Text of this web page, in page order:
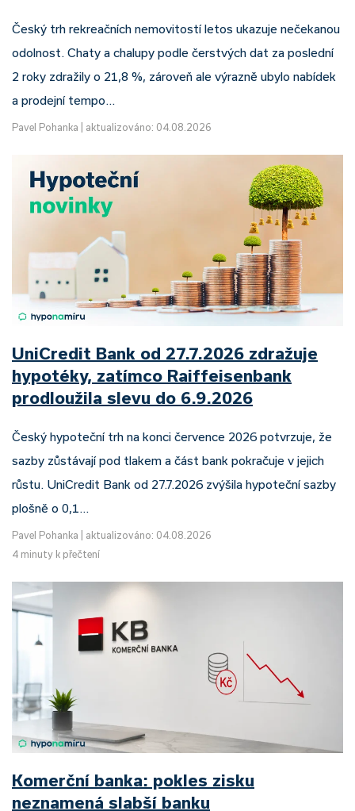
Český trh rekreačních nemovitostí letos ukazuje nečekanou
odolnost. Chaty a chalupy podle čerstvých dat za poslední
2 roky zdražily o 21,8 %, zároveň ale výrazně ubylo nabídek
a prodejní tempo…
Pavel Pohanka aktualizováno: 04.08.2026
UniCredit Bank od 27.7.2026 zdražuje
hypotéky, zatímco Raiffeisenbank
prodloužila slevu do 6.9.2026
Český hypoteční trh na konci července 2026 potvrzuje, že
sazby zůstávají pod tlakem a část bank pokračuje v jejich
růstu. UniCredit Bank od 27.7.2026 zvýšila hypoteční sazby
plošně o 0,1…
Pavel Pohanka
aktualizováno: 04.08.2026
4 minuty k přečtení
Komerční banka: pokles zisku
neznamená slabší banku